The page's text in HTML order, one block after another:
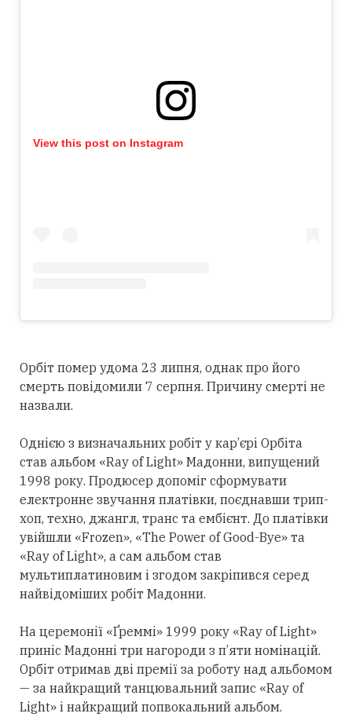
View this post on Instagram
Орбіт помер удома 23 липня, однак про його
смерть повідомили 7 серпня. Причину смерті не
назвали.
Однією з визначальних робіт у кар’єрі Орбіта
став альбом «Ray of Light» Мадонни, випущений
1998 року. Продюсер допоміг сформувати
електронне звучання платівки, поєднавши трип-
хоп, техно, джангл, транс та ембієнт. До платівки
увійшли «Frozen», «The Power of Good-Bye» та
«Ray of Light», а сам альбом став
мультиплатиновим і згодом закріпився серед
найвідоміших робіт Мадонни.
На церемонії «Ґреммі» 1999 року «Ray of Light»
приніс Мадонні три нагороди з п’яти номінацій.
Орбіт отримав дві премії за роботу над альбомом
— за найкращий танцювальний запис «Ray of
Light» і найкращий попвокальний альбом.